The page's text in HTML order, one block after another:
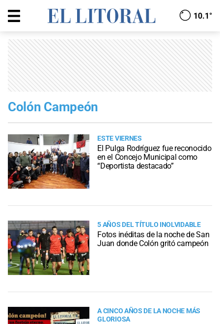
10.1°
Colón Campeón
ESTE VIERNES
El Pulga Rodríguez fue reconocido
en el Concejo Municipal como
“Deportista destacado”
5 AÑOS DEL TÍTULO INOLVIDABLE
Fotos inéditas de la noche de San
Juan donde Colón gritó campeón
A CINCO AÑOS DE LA NOCHE MÁS
GLORIOSA